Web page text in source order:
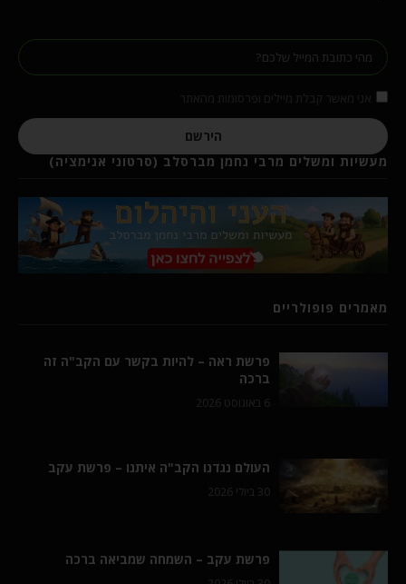
הירשם
מעשיות ומשלים מרבי נחמן מברסלב (סרטוני אנימציה)
מאמרים פופולריים
פרשת ראה – להיות בקשר עם הקב"ה זה
ברכה
6 באוגוסט 2026
העולם נגדנו הקב"ה איתנו – פרשת עקב
30 ביולי 2026
פרשת עקב – השמחה שמביאה ברכה